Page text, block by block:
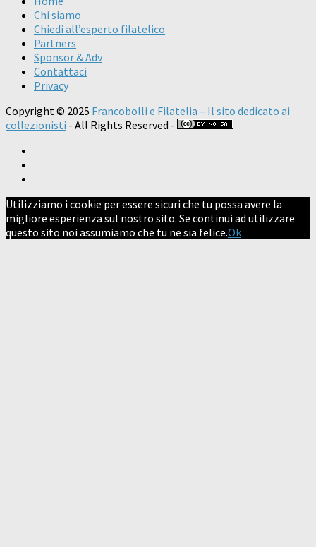
Chi siamo
Chiedi all’esperto filatelico
Partners
Sponsor & Adv
Contattaci
Privacy
Copyright © 2025 Francobolli e Filatelia – Il sito dedicato ai
collezionisti - All Rights Reserved -
Utilizziamo i cookie per essere sicuri che tu possa avere la
migliore esperienza sul nostro sito. Se continui ad utilizzare
questo sito noi assumiamo che tu ne sia felice.Ok